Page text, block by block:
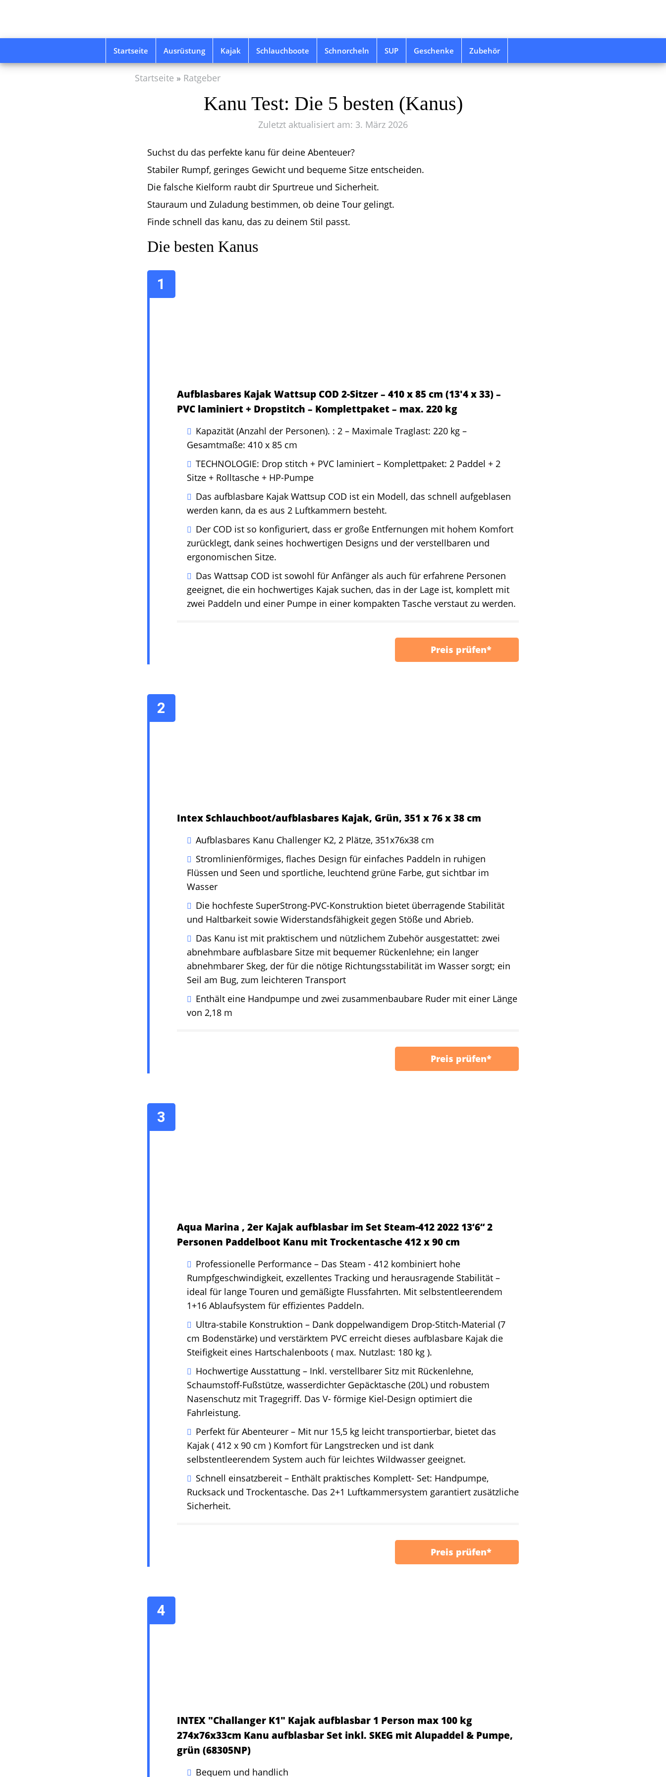
Startseite Ausrüstung Kajak Schlauchboote Schnorcheln SUP Geschenke Zubehör
Startseite Ratgeber
Kanu Test: Die 5 besten (Kanus)
Zuletzt aktualisiert am: 3. März 2026
Suchst du das perfekte kanu für deine Abenteuer?
Stabiler Rumpf, geringes Gewicht und bequeme Sitze entscheiden.
Die falsche Kielform raubt dir Spurtreue und Sicherheit.
Stauraum und Zuladung bestimmen, ob deine Tour gelingt.
Finde schnell das kanu, das zu deinem Stil passt.
Die besten Kanus
Aufblasbares Kajak Wattsup COD 2-Sitzer – 410 x 85 cm (13'4 x 33) –
PVC laminiert + Dropstitch – Komplettpaket – max. 220 kg
Kapazität (Anzahl der Personen). : 2 – Maximale Traglast: 220 kg –
Gesamtmaße: 410 x 85 cm
TECHNOLOGIE: Drop stitch + PVC laminiert – Komplettpaket: 2 Paddel + 2
Sitze + Rolltasche + HP-Pumpe
Das aufblasbare Kajak Wattsup COD ist ein Modell, das schnell aufgeblasen
werden kann, da es aus 2 Luftkammern besteht.
Der COD ist so konfiguriert, dass er große Entfernungen mit hohem Komfort
zurücklegt, dank seines hochwertigen Designs und der verstellbaren und
ergonomischen Sitze.
Das Wattsap COD ist sowohl für Anfänger als auch für erfahrene Personen
geeignet, die ein hochwertiges Kajak suchen, das in der Lage ist, komplett mit
zwei Paddeln und einer Pumpe in einer kompakten Tasche verstaut zu werden.
Preis prüfen*
Intex Schlauchboot/aufblasbares Kajak, Grün, 351 x 76 x 38 cm
Aufblasbares Kanu Challenger K2, 2 Plätze, 351x76x38 cm
Stromlinienförmiges, flaches Design für einfaches Paddeln in ruhigen
Flüssen und Seen und sportliche, leuchtend grüne Farbe, gut sichtbar im
Wasser
Die hochfeste SuperStrong-PVC-Konstruktion bietet überragende Stabilität
und Haltbarkeit sowie Widerstandsfähigkeit gegen Stöße und Abrieb.
Das Kanu ist mit praktischem und nützlichem Zubehör ausgestattet: zwei
abnehmbare aufblasbare Sitze mit bequemer Rückenlehne; ein langer
abnehmbarer Skeg, der für die nötige Richtungsstabilität im Wasser sorgt; ein
Seil am Bug, zum leichteren Transport
Enthält eine Handpumpe und zwei zusammenbaubare Ruder mit einer Länge
von 2,18 m
Preis prüfen*
Aqua Marina , 2er Kajak aufblasbar im Set Steam-412 2022 13‘6“ 2
Personen Paddelboot Kanu mit Trockentasche 412 x 90 cm
Professionelle Performance – Das Steam - 412 kombiniert hohe
Rumpfgeschwindigkeit, exzellentes Tracking und herausragende Stabilität –
ideal für lange Touren und gemäßigte Flussfahrten. Mit selbstentleerendem
1+16 Ablaufsystem für effizientes Paddeln.
Ultra-stabile Konstruktion – Dank doppelwandigem Drop-Stitch-Material (7
cm Bodenstärke) und verstärktem PVC erreicht dieses aufblasbare Kajak die
Steifigkeit eines Hartschalenboots ( max. Nutzlast: 180 kg ).
Hochwertige Ausstattung – Inkl. verstellbarer Sitz mit Rückenlehne,
Schaumstoff-Fußstütze, wasserdichter Gepäcktasche (20L) und robustem
Nasenschutz mit Tragegriff. Das V- förmige Kiel-Design optimiert die
Fahrleistung.
Perfekt für Abenteurer – Mit nur 15,5 kg leicht transportierbar, bietet das
Kajak ( 412 x 90 cm ) Komfort für Langstrecken und ist dank
selbstentleerendem System auch für leichtes Wildwasser geeignet.
Schnell einsatzbereit – Enthält praktisches Komplett- Set: Handpumpe,
Rucksack und Trockentasche. Das 2+1 Luftkammersystem garantiert zusätzliche
Sicherheit.
Preis prüfen*
INTEX "Challanger K1" Kajak aufblasbar 1 Person max 100 kg
274x76x33cm Kanu aufblasbar Set inkl. SKEG mit Alupaddel & Pumpe,
grün (68305NP)
Bequem und handlich